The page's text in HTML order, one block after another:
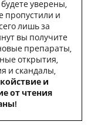
уверены,
пропустили и
лишь за
вы получите
препараты,
открытия,
и скандалы,
и
от чтения